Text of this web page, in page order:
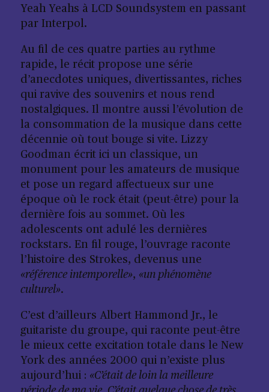
Yeah Yeahs à LCD Soundsystem en passant
par Interpol.
Au fil de ces quatre parties au rythme
rapide, le récit propose une série
d’anecdotes uniques, divertissantes, riches
qui ravive des souvenirs et nous rend
nostalgiques. Il montre aussi l’évolution de
la consommation de la musique dans cette
décennie où tout bouge si vite. Lizzy
Goodman écrit ici un classique, un
monument pour les amateurs de musique
et pose un regard affectueux sur une
époque où le rock était (peut-être) pour la
dernière fois au sommet. Où les
adolescents ont adulé les dernières
rockstars. En fil rouge, l’ouvrage raconte
l’histoire des Strokes, devenus une
«référence intemporelle», «un phénomène
culturel».
C’est d’ailleurs Albert Hammond Jr., le
guitariste du groupe, qui raconte peut-être
le mieux cette excitation totale dans le New
York des années 2000 qui n’existe plus
aujourd’hui : «C’était de loin la meilleure